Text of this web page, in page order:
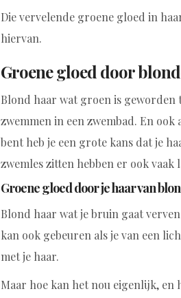
Die vervelende groene gloed in
hiervan.
Groene gloed door
Blond haar wat groen is geworden
zwemmen in een zwembad. En
bent heb je een grote kans dat je
zwemles zitten hebben er ook vaak
Groene gloed door je haar van
Blond haar wat je bruin gaat
kan ook gebeuren als je van een
met je haar.
Maar hoe kan het nou eigenlijk, en